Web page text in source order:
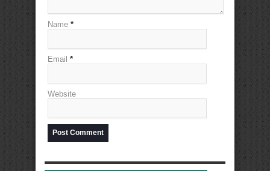
Name *
Email *
Website